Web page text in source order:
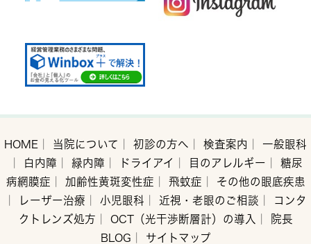
HOME 当院について 初診の方へ 検査案内
一般眼科
白内障 緑内障 ドライアイ 目のアレルギー
糖尿
病網膜症
加齢性黄斑変性症 飛蚊症
その他の眼底疾患
レーザー治療 小児眼科 近視・老眼のご相談
コンタ
クトレンズ処方
OCT（光干渉断層計）の導入
院長
BLOG
サイトマップ